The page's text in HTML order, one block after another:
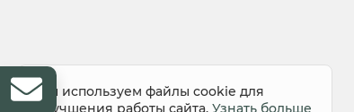
© 2008-2026 Все права защищены
Мы используем файлы cookie для
улучшения работы сайта. Узнать больше